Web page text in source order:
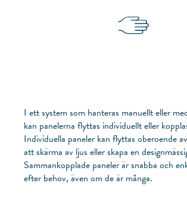
I ett system som hanteras manuellt eller
kan panelerna flyttas individuellt eller
Individuella paneler kan flyttas oberoende
att skärma av ljus eller skapa en
Sammankopplade paneler är snabba och
efter behov, även om de är många.